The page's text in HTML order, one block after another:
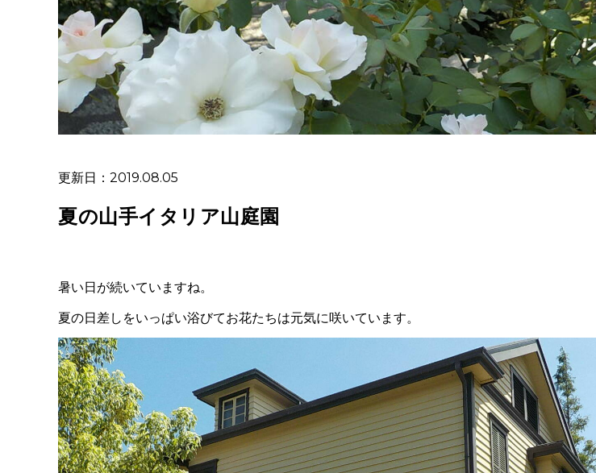
更新日：2019.08.05
夏の山手イタリア山庭園
暑い日が続いていますね。
夏の日差しをいっぱい浴びてお花たちは元気に咲いています。